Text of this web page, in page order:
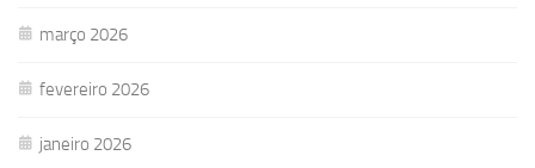
março 2026
fevereiro 2026
janeiro 2026